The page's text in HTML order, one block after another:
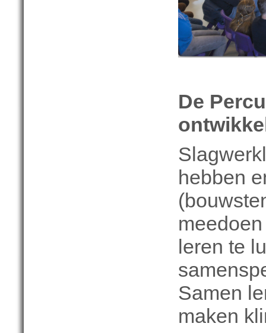
De
hebben
leren te
Samen
maken